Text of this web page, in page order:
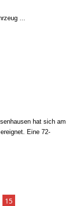
...
hat sich am
Eine 72-
15